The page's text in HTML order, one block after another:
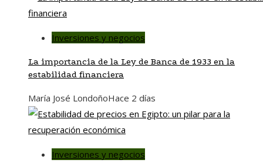
Inversiones y negocios
La importancia de la Ley de Banca de 1933 en la
estabilidad financiera
María José LondoñoHace 2 días
Inversiones y negocios